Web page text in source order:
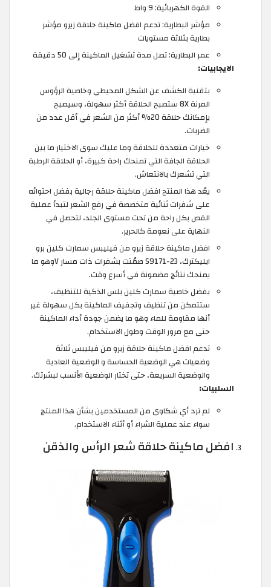
القوة الكهربائية: 9 واط
مؤشر البطارية: تدعم افضل ماكينة حلاقة زيرو مؤشر
بطارية بثلاثة مستويات
عمر البطارية: تصل مدة تشغيل الماكينة إلى 50 دقيقة
الايجابيات:
بتقنية الكشف عن الشكل المحيطي وخاصية الرؤوس
المرنة 8X ستصبح الحلاقة أكثر سهولة، وسيصبح
بإمكانك حلاقة 20% أكثر من الشعر في أقل عدد من
الضربات.
خيارات متعددة للحلاقة وما عليك سوى الاختيار ما بين
الحلاقة الجافة التي تمنحك راحة كبيرة، أو الحلاقة الرطبة
التي تشعرك بالانتعاش.
يعُد هذا المنتج افضل ماكينة حلاقة رجالية بفضل احتوائه
على شفرات ثنائية متخصصة في رفع الشعر لتبدأ عملية
القص بكل راحة من تحت مستوى الجلد، لتحصل في
النهاية على نعومة كالحرير.
افضل ماكينة حلاقة زيرو من فيليبس سمارت كلين برو
ايليكترك، S9171-23 صمُتت بشفرات ذات مسار Vوهو ما
يمنحك نتائج مضمونة في أسرع وقت.
بفضل خاصية سمارت كلين بلس الذكية للتنظيف،
ستتمكن من تنظيف وتجفيف الماكينة بكل سهولة غير
أنها مقاومة للماء وهو ما يضمن جودة أداء الماكينة
حتى مع مرور الوقت وطول الاستخدام.
تدعم افضل ماكينة حلاقة زيرو من فيليبس ثلاثة
وضعيات هي الوضعية الحساسة و الوضعية العادية
والوضعية السريعة، حتى تختار الوضعية الأنسب لبشرتك.
السلبيات:
لم ترد أي شكاوى من المستخدمين بشأن هذا المنتج
سواء عند عملية الشراء أو أثناء الاستخدام.
افضل ماكينة حلاقة شعر الرأس والذقن